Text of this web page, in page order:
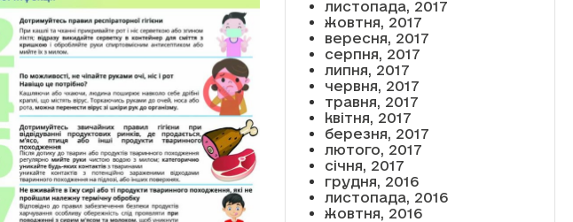
листопада, 2017
жовтня, 2017
вересня, 2017
серпня, 2017
липня, 2017
червня, 2017
травня, 2017
квітня, 2017
березня, 2017
лютого, 2017
січня, 2017
грудня, 2016
листопада, 2016
жовтня, 2016